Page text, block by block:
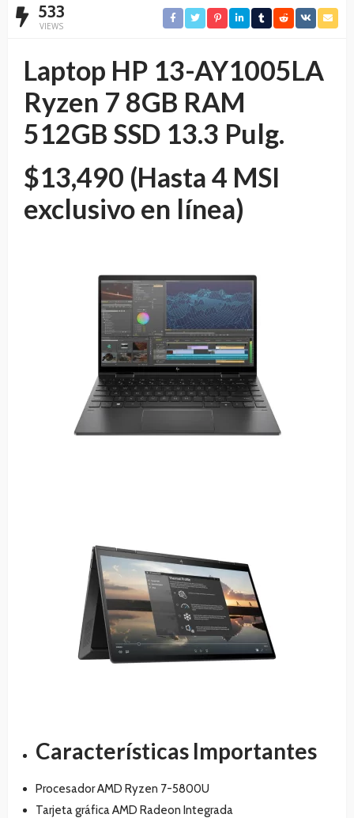
533
VIEWS
Laptop HP 13-AY1005LA
Ryzen 7 8GB RAM
512GB SSD 13.3 Pulg.
$13,490 (Hasta 4 MSI
exclusivo en línea)
Características Importantes
Procesador AMD Ryzen 7-5800U
Tarjeta gráfica AMD Radeon Integrada